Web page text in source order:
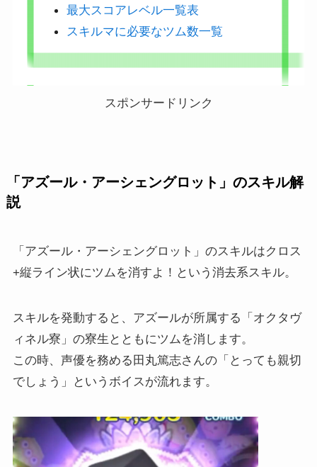
最大スコアレベル一覧表
スキルマに必要なツム数一覧
スポンサードリンク
「アズール・アーシェングロット」のスキル解
説
「アズール・アーシェングロット」のスキルはクロス
+縦ライン状にツムを消すよ！という消去系スキル。
スキルを発動すると、アズールが所属する「オクタヴ
ィネル寮」の寮生とともにツムを消します。
この時、声優を務める田丸篤志さんの「とっても親切
でしょう」というボイスが流れます。